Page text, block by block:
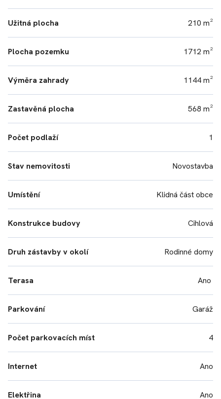
Užitná plocha 210 m²
Plocha pozemku 1712 m²
Výměra zahrady 1144 m²
Zastavěná plocha 568 m²
Počet podlaží 1
Stav nemovitosti Novostavba
Umístění Klidná část obce
Konstrukce budovy Cihlová
Druh zástavby v okolí Rodinné domy
Terasa Ano
Parkování Garáž
Počet parkovacích míst 4
Internet Ano
Elektřina Ano